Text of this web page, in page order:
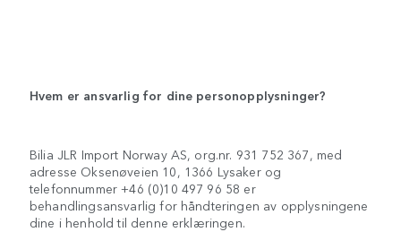
Hvem er ansvarlig for dine personopplysninger?
Bilia JLR Import Norway AS, org.nr. 931 752 367, med
adresse Oksenøveien 10, 1366 Lysaker og
telefonnummer +46 (0)10 497 96 58 er
behandlingsansvarlig for håndteringen av opplysningene
dine i henhold til denne erklæringen.